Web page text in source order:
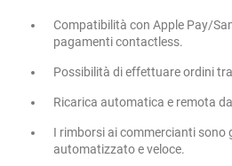
Compatibilità con Apple Pay/
pagamenti contactless.
Possibilità di effettuare ordini
Ricarica automatica e remota
I rimborsi ai commercianti sono
automatizzato e veloce.